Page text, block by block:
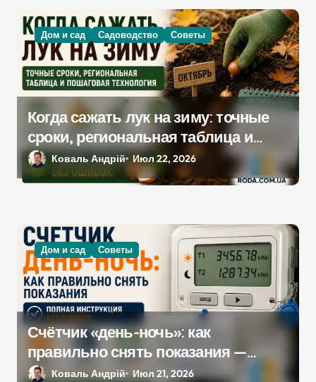
а
п
и
с
м
Дом и сад Садоводство Советы
Когда сажать лук на зиму: точные
сроки, региональная таблица и
пошаговая инструкция
Коваль Андрій Июл 22, 2026
Дом и сад Советы
Счётчик «день-ночь»: как
правильно снять показания —
полная инструкция без ошибок
Коваль Андрій Июл 21, 2026